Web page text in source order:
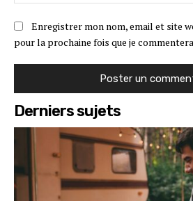
Enregistrer mon nom, email et site
pour la prochaine fois que je
Derniers sujets